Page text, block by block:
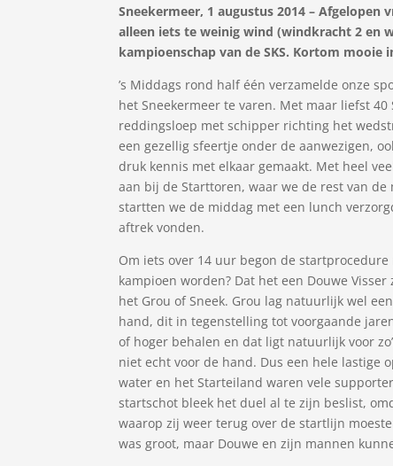
Sneekermeer, 1 augustus 2014 –
alleen iets te weinig wind (windkracht 2 en
kampioenschap van de SKS. Kortom
’s Middags rond half één verzamelde onze
het Sneekermeer te varen. Met maar liefst
reddingsloep met schipper richting het
een gezellig sfeertje onder de aanwezigen,
druk kennis met elkaar gemaakt. Met heel
aan bij de Starttoren, waar we de rest van
startten we de middag met een lunch
aftrek vonden.
Om iets over 14 uur begon de
kampioen worden? Dat het een Douwe
het Grou of Sneek. Grou lag natuurlijk wel
hand, dit in tegenstelling tot voorgaande
of hoger behalen en dat ligt natuurlijk voor
niet echt voor de hand. Dus een hele lastige
water en het Starteiland waren vele
startschot bleek het duel al te zijn beslist,
waarop zij weer terug over de startlijn
was groot, maar Douwe en zijn mannen